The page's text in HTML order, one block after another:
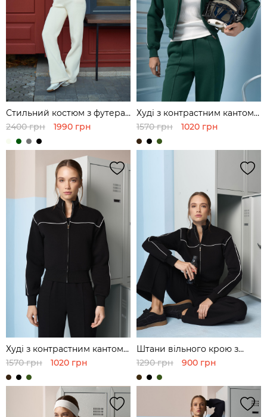
Стильний костюм з футера
з вкороченим світшотом
2400 грн 1990 грн
Худі з контрастним кантом з
футера
1570 грн 1020 грн
Худі з контрастним кантом з
футера
1570 грн 1020 грн
Штани вільного крою з
футера
1290 грн 900 грн